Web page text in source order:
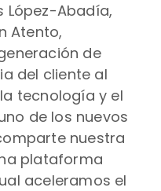
López-Abadía,
Atento,
de
del cliente al
tecnología y el
de los nuevos
nuestra
plataforma
aceleramos el